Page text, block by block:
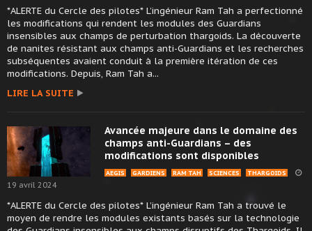
*ALERTE du Cercle des pilotes* L’ingénieur Ram Tah a perfectionné
les modifications qui rendent les modules des Guardians
insensibles aux champs de perturbation thargoids. La découverte
de nanites résistant aux champs anti-Guardians et les recherches
subséquentes avaient conduit à la première itération de ces
modifications. Depuis, Ram Tah a...
LIRE LA SUITE
Avancée majeure dans le domaine des
champs anti-Guardians – des
modifications sont disponibles
AEGIS GARDIENS RAM TAH SCIENCES THARGOIDS
19 avril 2024
*ALERTE du Cercle des pilotes* L’ingénieur Ram Tah a trouvé le
moyen de rendre les modules existants basés sur la technologie